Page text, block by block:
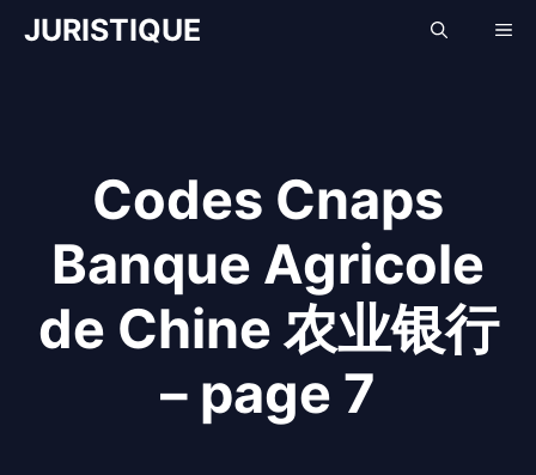
AllerJURISTIQUE
Codes Cnaps
Banque Agricole
de Chine 农业银行
– page 7